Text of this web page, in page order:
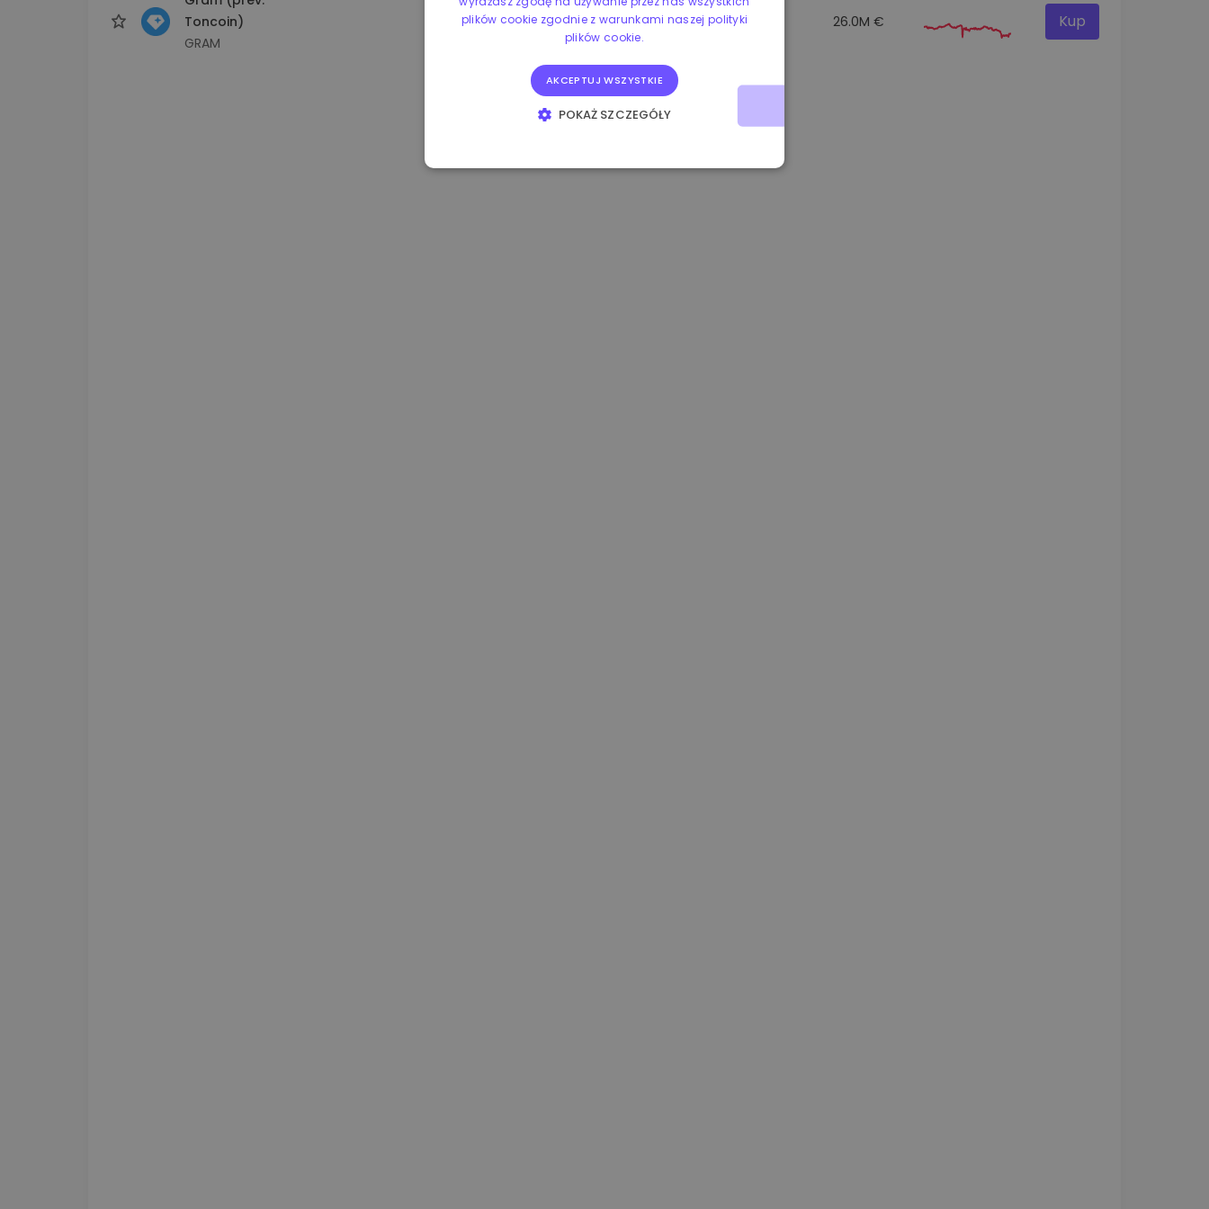
Toncoin)
GRAM
1.170000 € -1.80% 3.2B € 26.0M € Kup
plików cookie zgodnie z warunkami naszej polityki
plików cookie.
AKCEPTUJ WSZYSTKIE
POKAŻ SZCZEGÓŁY